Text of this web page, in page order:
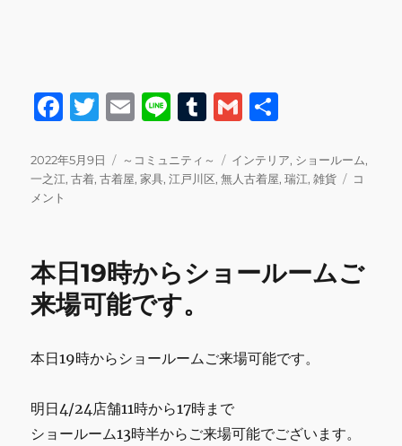
F
c
e
o
k
T
it
te
E
ai
l
Li
e
T
m
bl
G
ai
l
投
稿
日:
2022年5月9日
カ
テ
～コミュニティ～
タ
グ
インテリア, ショールーム,
一之江,古着,古着屋,家具,江戸川区,無人古着屋,瑞江,雑貨
本
た
コ
メント
本日19時からショールームご
来場可能です。
本日19時からショールームご来場可能です。
明日4/24店舗11時から17時まで
ショールーム13時半からご来場可能でございます。